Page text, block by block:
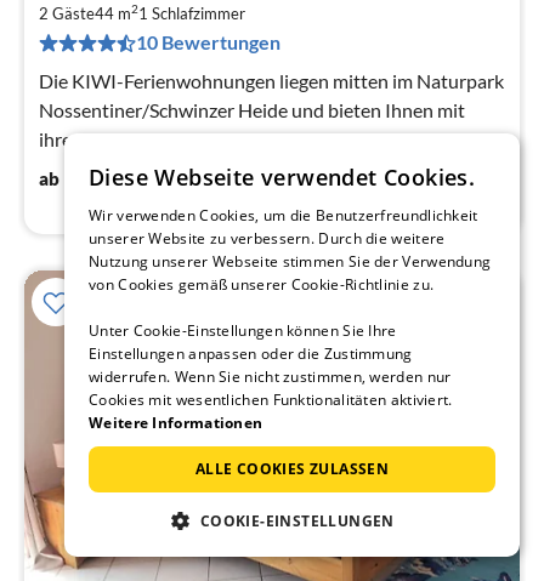
2 Gäste44 m21 Schlafzimmer
10 Bewertungen
Die KIWI-Ferienwohnungen liegen mitten im Naturpark
Nossentiner/Schwinzer Heide und bieten Ihnen mit
ihrer Ausstattung für Selbstversorger die Möglichkeit,
den Urlaub unabhängig...
ab 75€ / Nacht
Diese Webseite verwendet Cookies.
Wir verwenden Cookies, um die Benutzerfreundlichkeit
unserer Website zu verbessern. Durch die weitere
Nutzung unserer Webseite stimmen Sie der Verwendung
von Cookies gemäß unserer Cookie-Richtlinie zu.
Unter Cookie-Einstellungen können Sie Ihre
Einstellungen anpassen oder die Zustimmung
widerrufen. Wenn Sie nicht zustimmen, werden nur
Cookies mit wesentlichen Funktionalitäten aktiviert.
Weitere Informationen
ALLE COOKIES ZULASSEN
COOKIE-EINSTELLUNGEN